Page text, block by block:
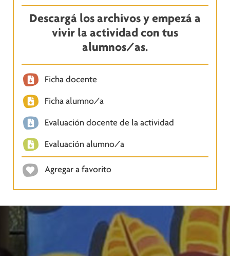
Descargá los archivos y empezá a
vivir la actividad con tus
alumnos/as.
Ficha docente
Ficha alumno/a
Evaluación docente de la actividad
Evaluación alumno/a
Agregar a favorito